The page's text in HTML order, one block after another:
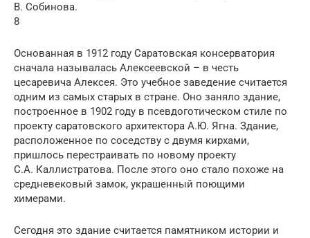
В. Собинова.
8
Основанная в 1912 году Саратовская консерватория
сначала называлась Алексеевской – в честь
цесаревича Алексея. Это учебное заведение считается
одним из самых старых в стране. Оно заняло здание,
построенное в 1902 году в псевдоготическом стиле по
проекту саратовского архитектора А.Ю. Ягна. Здание,
расположенное по соседству с двумя кирхами,
пришлось перестраивать по новому проекту
С.А. Каллистратова. После этого оно стало похоже на
средневековый замок, украшенный поющими
химерами.
Сегодня это здание считается памятником истории и